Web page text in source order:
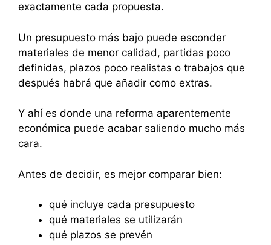
exactamente cada propuesta.
Un presupuesto más bajo puede esconder
materiales de menor calidad, partidas poco
definidas, plazos poco realistas o trabajos que
después habrá que añadir como extras.
Y ahí es donde una reforma aparentemente
económica puede acabar saliendo mucho más
cara.
Antes de decidir, es mejor comparar bien:
qué incluye cada presupuesto
qué materiales se utilizarán
qué plazos se prevén